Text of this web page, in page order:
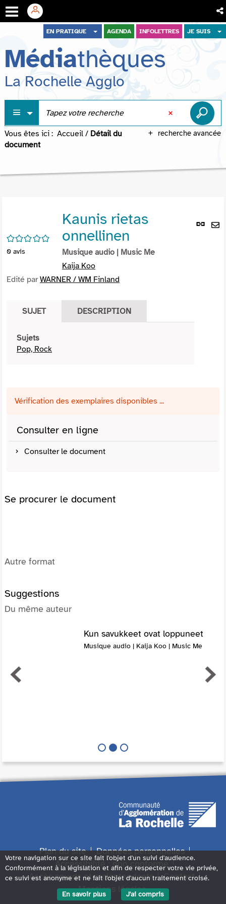
menu
contenu
recherche
EN PRATIQUE AGENDA INFOLETTRES JE SUIS
Médiathèques
La Rochelle Agglo
recherche avancée
Vous êtes ici : Accueil / Détail du
document
Lien
/5
0 avis
Kaunis rietas
onnellinen
Musique audio | Music Me
Kaija Koo
Edité parWARNER / WM Finland
SUJET DESCRIPTION
Sujets
Pop, Rock
Vérification des exemplaires disponibles ...
Consulter en ligne
Consulter le document
Se procurer le document
Autre format
Suggestions
Du même auteur
Kun savukkeet ovat loppuneet
Musique audio | Kaija Koo | Music Me
Plan du site
Données personnelles
Accessibilité : non conforme
Accès sourds et malentendants
Contact
Mentions légales
Votre navigation sur ce site fait l'objet d'un suivi d'audience.
Conformément à la législation et afin de respecter votre vie privée,
ce suivi est anonyme et ne fait l'objet d'aucun traitement croisé.
En savoir plus
J'ai compris